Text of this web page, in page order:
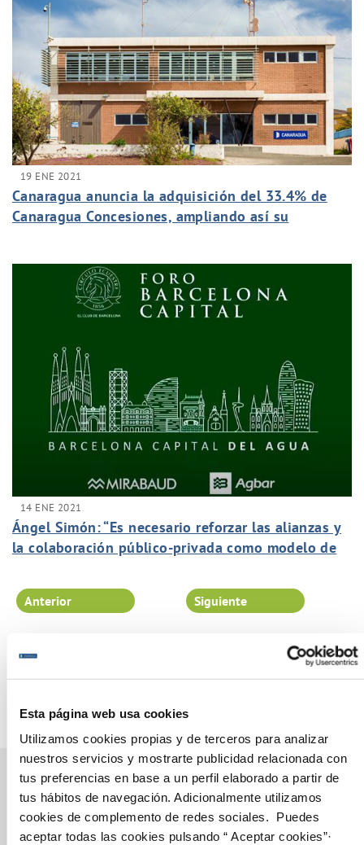
Esta página web usa cookies
Utilizamos cookies propias y de terceros para analizar
nuestros servicios y mostrarte publicidad relacionada con
tus preferencias en base a un perfil elaborado a partir de
tus hábitos de navegación. Adicionalmente utilizamos
cookies de complemento de redes sociales. Puedes
aceptar todas las cookies pulsando “ Aceptar cookies”·
19 ENE 2021
Canaragua anuncia la adquisición del 33.4% de
Canaragua Concesiones, ampliando así su
las Islas Canarias.
14 ENE 2021
Ángel Simón: “Es necesario reforzar las alianzas y
la colaboración público-privada como modelo de
Página 56 de 102
Anterior Siguiente
Gestiones Online